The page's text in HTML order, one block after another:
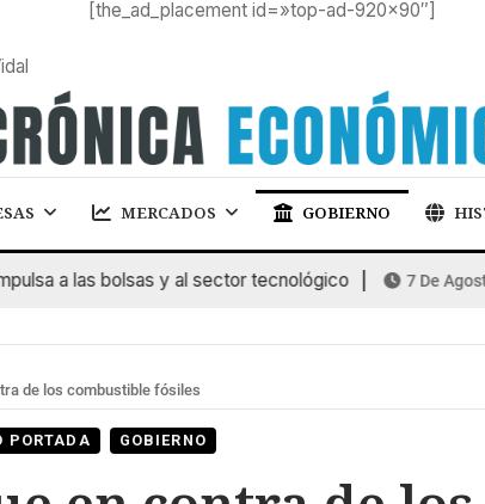
[the_ad_placement id=»top-ad-920×90″]
MERCADOS GOBIERNO
a las bolsas y al sector tecnológico 7 De Agosto
de los combustible fósiles
PORTADA GOBIERNO